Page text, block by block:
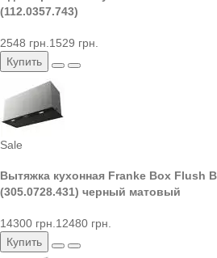
(112.0357.743)
2548 грн. 1529 грн.
Купить
Sale
Вытяжка кухонная Franke Box Flush
(305.0728.431) черный матовый
14300 грн. 12480 грн.
Купить